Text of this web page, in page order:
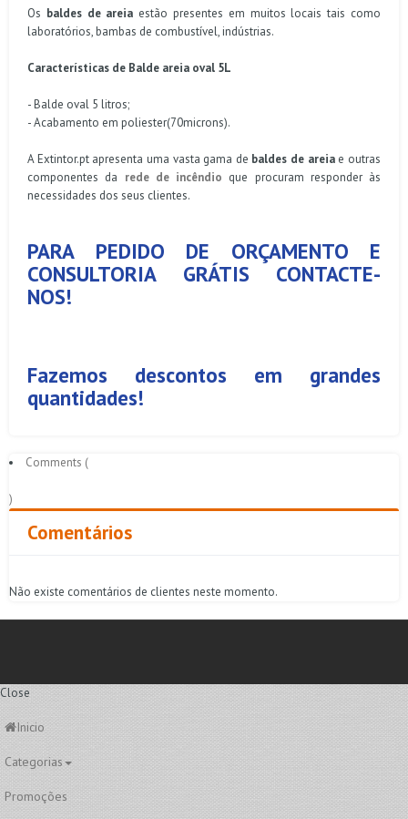
Os baldes de areia estão presentes em muitos locais tais como
laboratórios, bambas de combustível, indústrias.
Características de Balde areia oval 5L
- Balde oval 5 litros;
- Acabamento em poliester(70microns).
A Extintor.pt apresenta uma vasta gama de baldes de areiae outras
componentes da rede de incêndio que procuram responder às
necessidades dos seus clientes.
PARA PEDIDO DE ORÇAMENTO E
CONSULTORIA GRÁTIS CONTACTE-
NOS!
Fazemos descontos em grandes
quantidades!
Comments (
)
Comentários
Não existe comentários de clientes neste momento.
Close
Inicio
Categorias
Promoções